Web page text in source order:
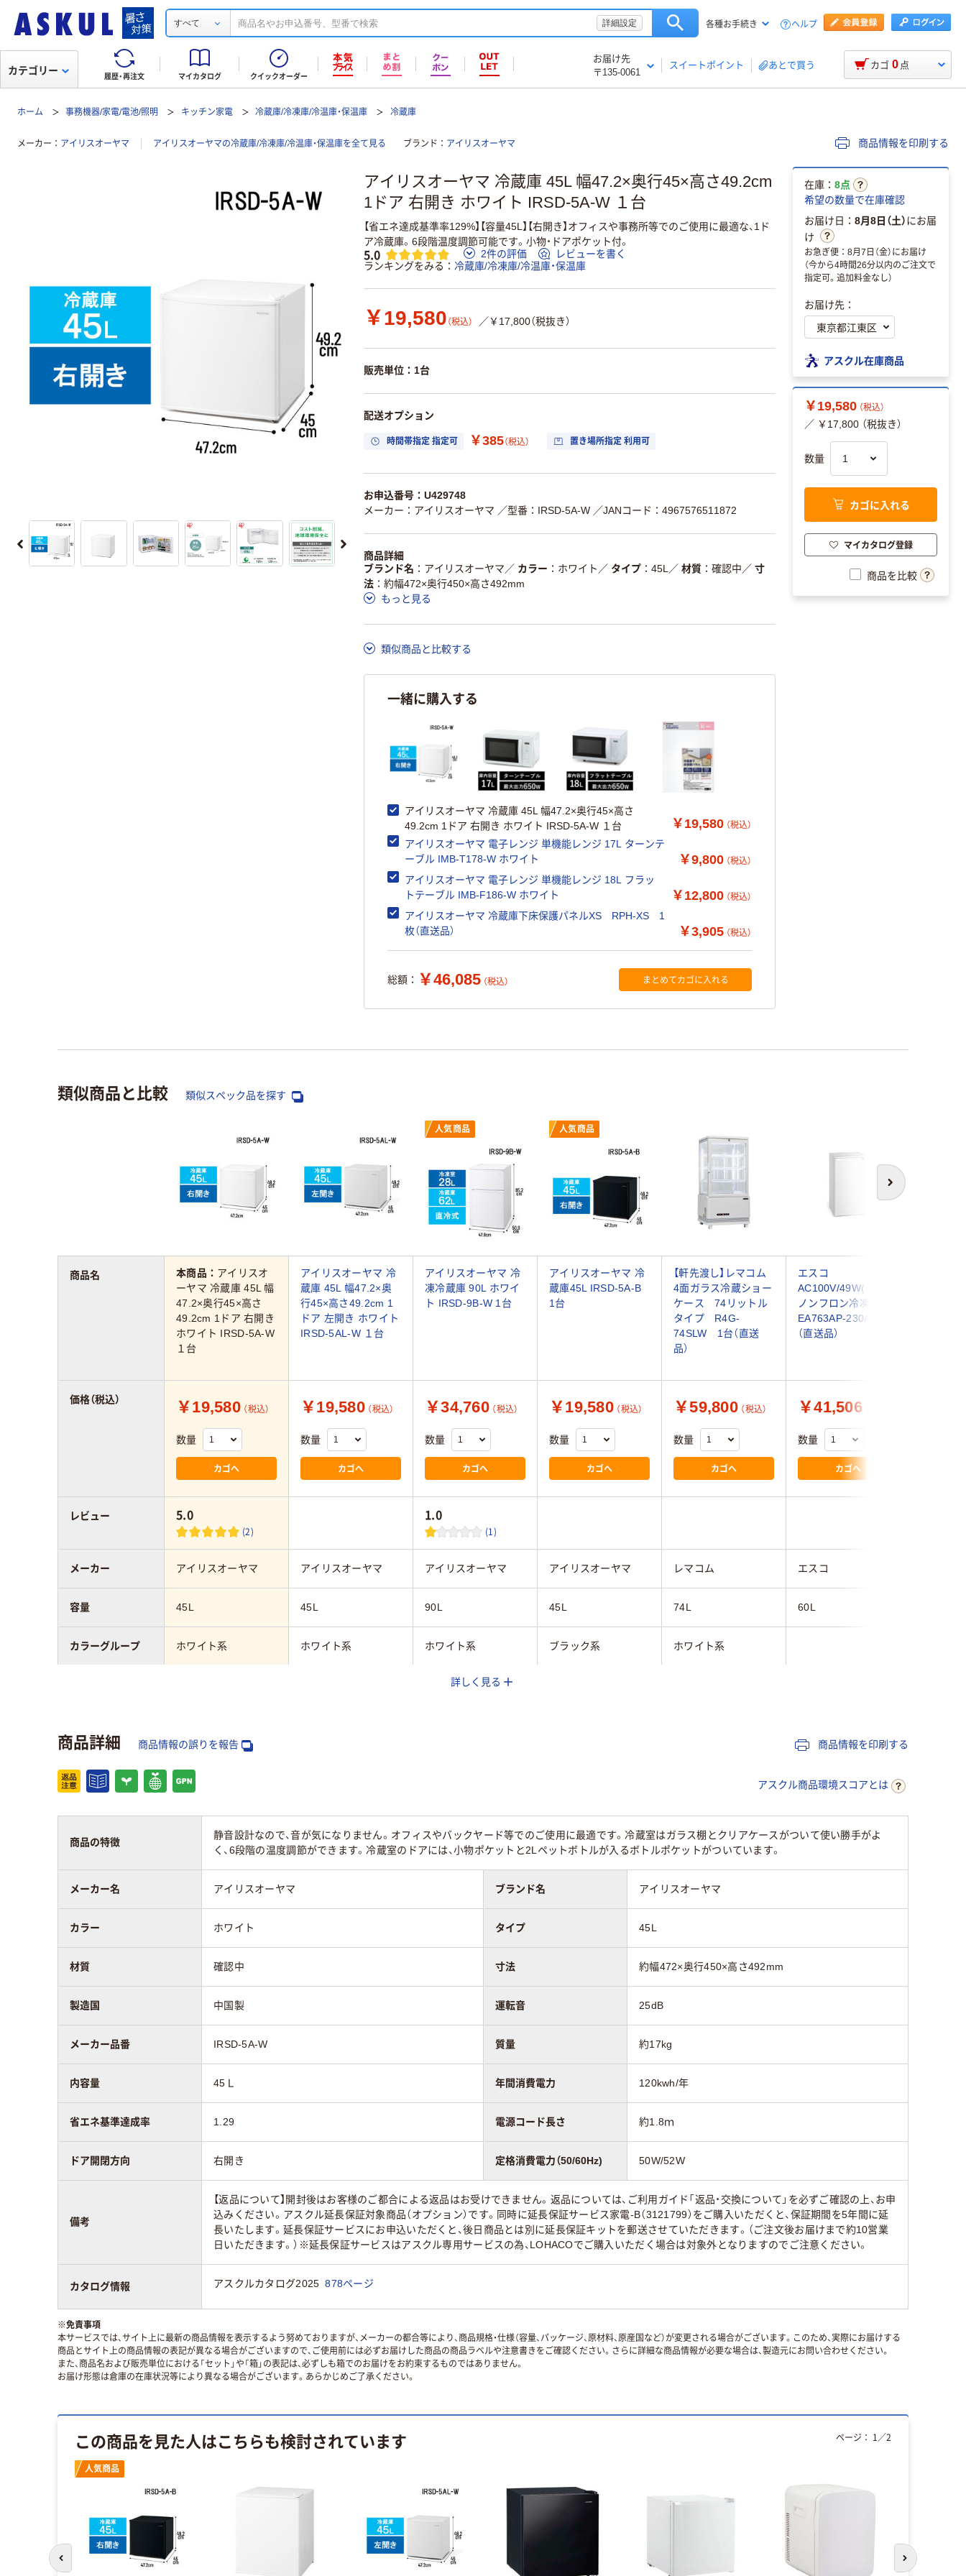
すべて 詳細設定 各種お手続き ヘルプ
履歴・再注文 マイカタログ クイックオーダー
お届け先
〒135-0061
スイートポイント あとで買う
カテゴリー カゴ 0 点
ホーム 事務機器/家電/電池/照明 キッチン家電 冷蔵庫/冷凍庫/冷温庫・保温庫 冷蔵庫
メーカー アイリスオーヤマ アイリスオーヤマの冷蔵庫/冷凍庫/冷温庫・保温庫を全て見る ブランド アイリスオーヤマ 商品情報を印刷する
アイリスオーヤマ 冷蔵庫 45L 幅47.2×奥行45×高さ49.2cm
1ドア 右開き ホワイト IRSD-5A-W １台
【省エネ達成基準率129%】【容量45L】【右開き】オフィスや事務所等でのご使用に最適な、1ド
ア冷蔵庫。6段階温度調節可能です。小物・ドアポケット付。
5.0 2件の評価
レビューを書く
ランキングをみる
冷蔵庫/冷凍庫/冷温庫・保温庫
￥19,580 （税込） ／￥17,800（税抜き）
販売単位：1台
配送オプション
時間帯指定 指定可 ￥385（税込） 置き場所指定 利用可
お申込番号：U429748
メーカー：アイリスオーヤマ ／型番：IRSD-5A-W ／JANコード：4967576511872
商品詳細
ブランド名
アイリスオーヤマ ／ カラー ホワイト ／ タイプ 45L ／ 材質 確認中 ／ 寸
法
約幅472×奥行450×高さ492mm
もっと見る
類似商品と比較する
一緒に購入する
アイリスオーヤマ 冷蔵庫 45L 幅47.2×奥行45×高さ
49.2cm 1ドア 右開き ホワイト IRSD-5A-W １台
￥19,580 （税込）
アイリスオーヤマ 電子レンジ 単機能レンジ 17L ターンテ
ーブル IMB-T178-W ホワイト
￥9,800 （税込）
アイリスオーヤマ 電子レンジ 単機能レンジ 18L フラッ
トテーブル IMB-F186-W ホワイト
￥12,800 （税込）
アイリスオーヤマ 冷蔵庫下床保護パネルXS RPH-XS 1
枚（直送品）
￥3,905 （税込）
総額： ￥46,085 （税込） まとめてカゴに入れる
在庫： 8点
希望の数量で在庫確認
お届け日： 8月8日（土）にお届
け
お急ぎ便：8月7日（金）にお届け
（今から4時間26分以内のご注文で
指定可。追加料金なし）
お届け先：
アスクル在庫商品
￥19,580 （税込）
／ ￥17,800 （税抜き）
数量
カゴに入れる
マイカタログ登録
商品を比較
類似商品と比較 類似スペック品を探す
次へ
人気商品 人気商品
本商品： アイリスオ
ーヤマ 冷蔵庫 45L 幅
47.2×奥行45×高さ
49.2cm 1ドア 右開き
ホワイト IRSD-5A-W
１台
アイリスオーヤマ 冷
蔵庫 45L 幅47.2×奥
行45×高さ49.2cm 1
ドア 左開き ホワイト
IRSD-5AL-W １台
アイリスオーヤマ 冷
凍冷蔵庫 90L ホワイ
ト IRSD-9B-W 1台
アイリスオーヤマ 冷
蔵庫45L IRSD-5A-B
1台
【軒先渡し】レマコム
4面ガラス冷蔵ショー
ケース 74リットル
タイプ R4G-
74SLW 1台（直送
品）
エスコ
AC100V/49W( 60L)
ノンフロン冷凍庫
EA763AP-230A 1台
（直送品）
￥19,580 （税込）
数量
カゴへ
￥19,580 （税込）
数量
カゴへ
￥34,760 （税込）
数量
カゴへ
￥19,580 （税込）
数量
カゴへ
￥59,800 （税込）
数量
カゴへ
￥41,506
数量
カゴへ
5.0
(2)
1.0
(1)
アイリスオーヤマ アイリスオーヤマ アイリスオーヤマ アイリスオーヤマ レマコム エスコ
45L 45L 90L 45L 74L 60L
ホワイト系 ホワイト系 ホワイト系 ブラック系 ホワイト系
商品名
価格（税込）
レビュー
メーカー
容量
カラーグループ
詳しく見る
商品詳細 商品情報の誤りを報告 商品情報を印刷する
アスクル商品環境スコアとは
商品の特徴
静音設計なので、音が気になりません。オフィスやバックヤード等でのご使用に最適です。冷蔵室はガラス棚とクリアケースがついて使い勝手がよ
く、6段階の温度調節ができます。冷蔵室のドアには、小物ポケットと2Lペットボトルが入るボトルポケットがついています。
メーカー名 アイリスオーヤマ ブランド名 アイリスオーヤマ
カラー ホワイト タイプ 45L
材質 確認中 寸法 約幅472×奥行450×高さ492mm
製造国 中国製 運転音 25dB
メーカー品番 IRSD-5A-W 質量 約17kg
内容量 45Ｌ 年間消費電力 120kwh/年
省エネ基準達成率 1.29 電源コード長さ 約1.8ｍ
ドア開閉方向 右開き 定格消費電力（50/60Hz) 50W/52W
備考
【返品について】開封後はお客様のご都合による返品はお受けできません。返品については、ご利用ガイド「返品・交換について」を必ずご確認の上、お申
込みください。アスクル延長保証対象商品（オプション）です。同時に延長保証サービス家電-B（3121799）をご購入いただくと、保証期間を5年間に延
長いたします。延長保証サービスにお申込いただくと、後日商品とは別に延長保証キットを郵送させていただきます。（ご注文後お届けまで約10営業
日いただきます。）※延長保証サービスはアスクル専用サービスの為、LOHACOでご購入いただく場合は対象外となりますのでご注意ください。
カタログ情報 アスクルカタログ2025 878ページ
※免責事項
本サービスでは、サイト上に最新の商品情報を表示するよう努めておりますが、メーカーの都合等により、商品規格・仕様（容量、パッケージ、原材料、原産国など）が変更される場合がございます。このため、実際にお届けする
商品とサイト上の商品情報の表記が異なる場合がございますので、ご使用前には必ずお届けした商品の商品ラベルや注意書きをご確認ください。さらに詳細な商品情報が必要な場合は、製造元にお問い合わせください。
また、商品名および販売単位における「セット」や「箱」の表記は、必ずしも箱でのお届けをお約束するものではありません。
お届け形態は倉庫の在庫状況等により異なる場合がございます。あらかじめご了承ください。
この商品を見た人はこちらも検討されています
人気商品
ページ： 1／2
前のスライドへ 次のスライド